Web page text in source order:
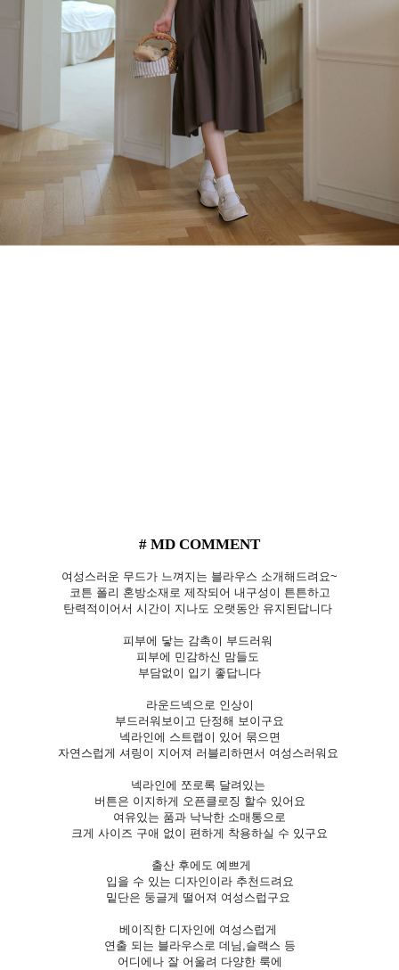
# MD COMMENT
여성스러운 무드가 느껴지는 블라우스 소개해드려요~
코튼 폴리 혼방소재로 제작되어 내구성이 튼튼하고
탄력적이어서 시간이 지나도 오랫동안 유지된답니다
피부에 닿는 감촉이 부드러워
피부에 민감하신 맘들도
부담없이 입기 좋답니다
라운드넥으로 인상이
부드러워보이고 단정해 보이구요
넥라인에 스트랩이 있어 묶으면
자연스럽게 셔링이 지어져 러블리하면서 여성스러워요
넥라인에 쪼로록 달려있는
버튼은 이지하게 오픈클로징 할수 있어요
여유있는 품과 낙낙한 소매통으로
크게 사이즈 구애 없이 편하게 착용하실 수 있구요
출산 후에도 예쁘게
입을 수 있는 디자인이라 추천드려요
밑단은 둥글게 떨어져 여성스럽구요
베이직한 디자인에 여성스럽게
연출 되는 블라우스로 데님,슬랙스 등
어디에나 잘 어울려 다양한 룩에